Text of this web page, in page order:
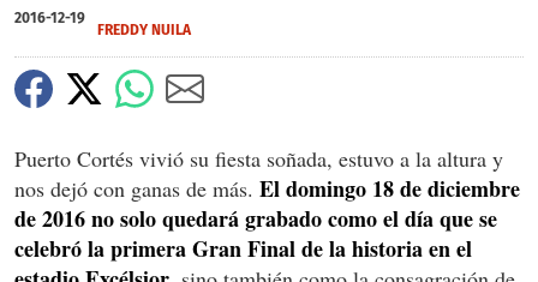
2016-12-19
FREDDY NUILA
Puerto Cortés vivió su fiesta soñada, estuvo a la altura y
nos dejó con ganas de más. El domingo 18 de diciembre
de 2016 no solo quedará grabado como el día que se
celebró la primera Gran Final de la historia en el